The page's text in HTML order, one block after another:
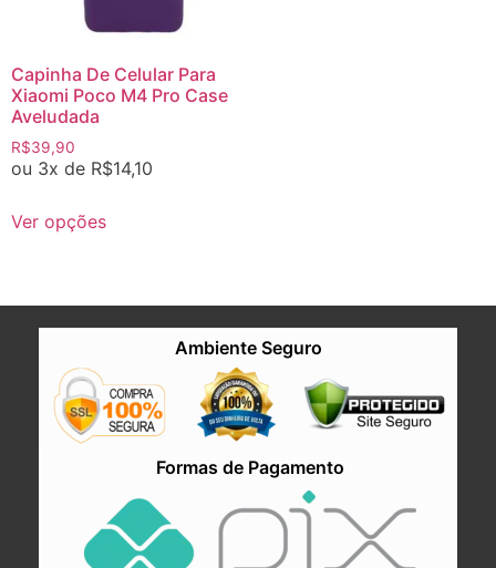
Capinha De Celular Para
Xiaomi Poco M4 Pro Case
Aveludada
R$39,90
ou 3x de R$14,10
Ver opções
Ambiente Seguro
Formas de Pagamento